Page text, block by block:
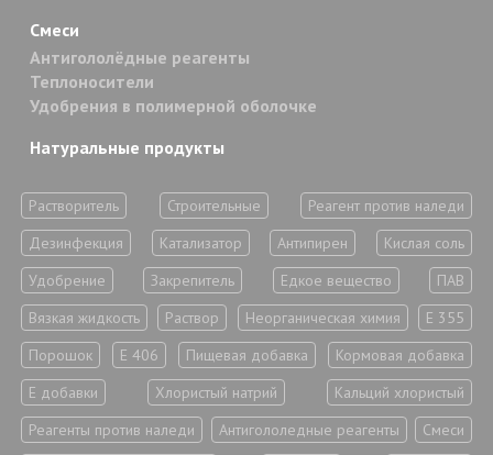
Смеси
Антигололёдные реагенты
Теплоносители
Удобрения в полимерной оболочке
Натуральные продукты
Растворитель Строительные
Реагент против наледи
Дезинфекция
Катализатор Антипирен
Кислая соль
Удобрение
Закрепитель Едкое вещество
ПАВ
Вязкая жидкость
Раствор Неорганическая химия
Е 355
Порошок
Е 406 Пищевая добавка
Кормовая добавка
Е добавки
Хлористый натрий
Кальций хлористый
Реагенты против наледи
Антигололедные реагенты
Смеси